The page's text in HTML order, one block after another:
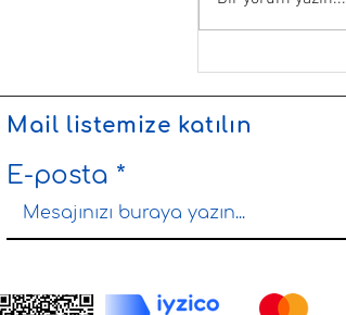
Mail listemize katılın
E-posta